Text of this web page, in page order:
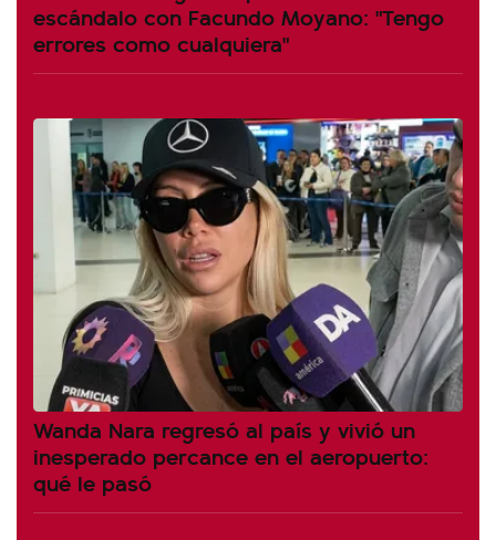
escándalo con Facundo Moyano: "Tengo
errores como cualquiera"
Wanda Nara regresó al país y vivió un
inesperado percance en el aeropuerto:
qué le pasó